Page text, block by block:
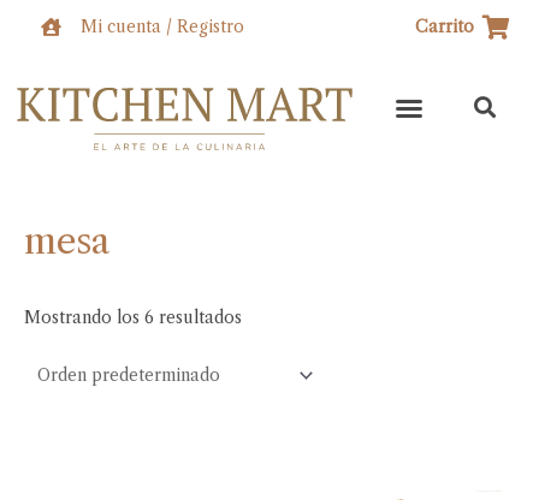
Mi cuenta / Registro Carrito
mesa
Mostrando los 6 resultados